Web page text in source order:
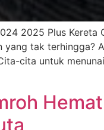
2025 Plus
yang tak
cita untuk